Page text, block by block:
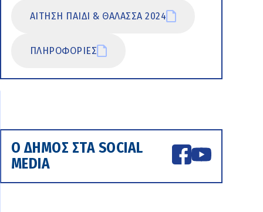
ΑΙΤΗΣΗ ΠΑΙΔΙ & ΘΑΛΑΣΣΑ 2024
ΠΛΗΡΟΦΟΡΙΕΣ
Ο ΔΗΜΟΣ ΣΤΑ SOCIAL
MEDIA